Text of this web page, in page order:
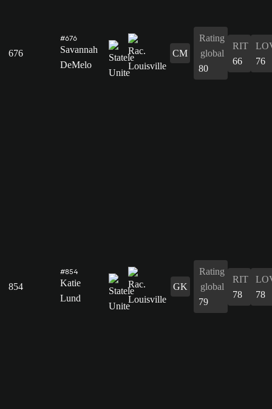
676
#676
Savannah
DeMelo
CM
Rating
global
80
RIT
66
76
854
#854
Katie
Lund
GK
Rating
global
79
RIT
78
78